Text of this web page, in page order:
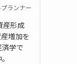
ランナー
産形成
増加を
学で